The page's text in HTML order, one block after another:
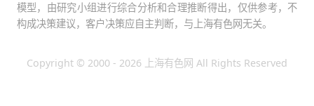
模型，由研究小组进行综合分析和合理推断得出，仅供参考，不
构成决策建议，客户决策应自主判断，与上海有色网无关。
Copyright © 2000 - 2026 上海有色网 All Rights Reserved